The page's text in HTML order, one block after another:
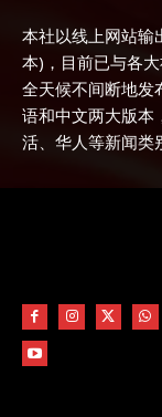
本社以线上网站输
本)，目前已与各
全天候不间断地发
语和中文两大版本
活、华人等新闻类